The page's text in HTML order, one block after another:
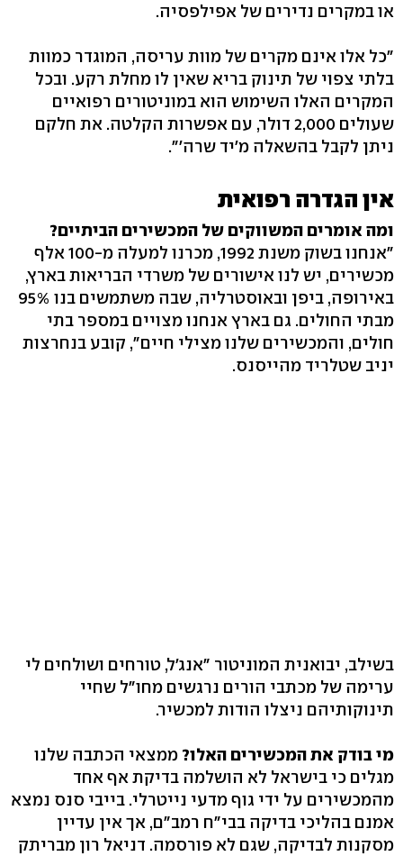
או במקרים נדירים של אפילפסיה.
"כל אלו אינם מקרים של מוות עריסה, המוגדר כמוות
בלתי צפוי של תינוק בריא שאין לו מחלת רקע. ובכל
המקרים האלו השימוש הוא במוניטורים רפואיים
שעולים ‭2,000‬ דולר, עם אפשרות הקלטה. את חלקם
ניתן לקבל בהשאלה מ'יד שרה‭."'‬
אין הגדרה רפואית
ומה אומרים המשווקים של המכשירים הביתיים?
"אנחנו בשוק משנת ‭,1992‬ מכרנו למעלה מ‭100-‬ אלף
מכשירים, יש לנו אישורים של משרדי הבריאות בארץ,
מבתי החולים. גם בארץ אנחנו מצויים במספר בתי
חולים, והמכשירים שלנו מצילי חיים‭,"‬ קובע בנחרצות
יניב שטלריד מהייסנס.
בשילב, יבואנית המוניטור "אנג'ל, ‬טורחים ושולחים לי
ערימה של מכתבי הורים נרגשים מחו"ל שחיי
תינוקותיהם ניצלו הודות למכשיר.
מי בודק את המכשירים האלו? ממצאי הכתבה שלנו
מגלים כי בישראל לא הושלמה בדיקת אף אחד
מהמכשירים על ידי גוף מדעי נייטרלי. בייבי סנס נמצא
אמנם בהליכי בדיקה בבי"ח רמב"ם, אך אין עדיין
מסקנות לבדיקה, שגם לא פורסמה. דניאל רון מבריתק